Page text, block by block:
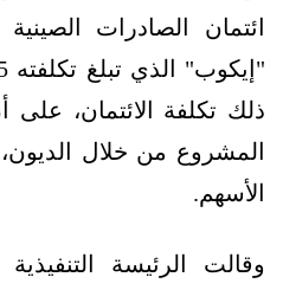
ائتمان الصادرات
المشروع من خلال
الأسهم.
وقالت الرئيسة